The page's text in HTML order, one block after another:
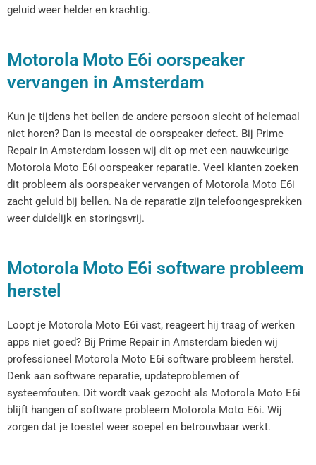
geluid weer helder en krachtig.
Motorola Moto E6i oorspeaker
vervangen in Amsterdam
Kun je tijdens het bellen de andere persoon slecht of helemaal
niet horen? Dan is meestal de oorspeaker defect. Bij Prime
Repair in Amsterdam lossen wij dit op met een nauwkeurige
Motorola Moto E6i oorspeaker reparatie. Veel klanten zoeken
dit probleem als oorspeaker vervangen of Motorola Moto E6i
zacht geluid bij bellen. Na de reparatie zijn telefoongesprekken
weer duidelijk en storingsvrij.
Motorola Moto E6i software probleem
herstel
Loopt je Motorola Moto E6i vast, reageert hij traag of werken
apps niet goed? Bij Prime Repair in Amsterdam bieden wij
professioneel Motorola Moto E6i software probleem herstel.
Denk aan software reparatie, updateproblemen of
systeemfouten. Dit wordt vaak gezocht als Motorola Moto E6i
blijft hangen of software probleem Motorola Moto E6i. Wij
zorgen dat je toestel weer soepel en betrouwbaar werkt.